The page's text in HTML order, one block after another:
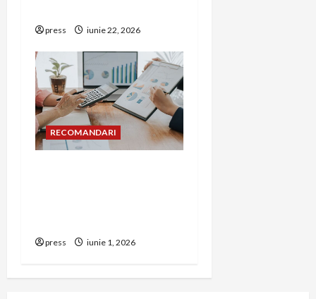
press iunie 22, 2026
RECOMANDARI
press iunie 1, 2026